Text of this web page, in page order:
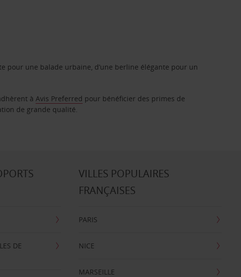
pour une balade urbaine, d’une berline élégante pour un
àAvis Preferred pour bénéficier des primes de
de grande qualité.
DE
VILLES POPULAIRES
FRANÇAISES
PARIS
NICE
MARSEILLE